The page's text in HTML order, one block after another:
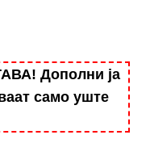
Дополни ја
само уште